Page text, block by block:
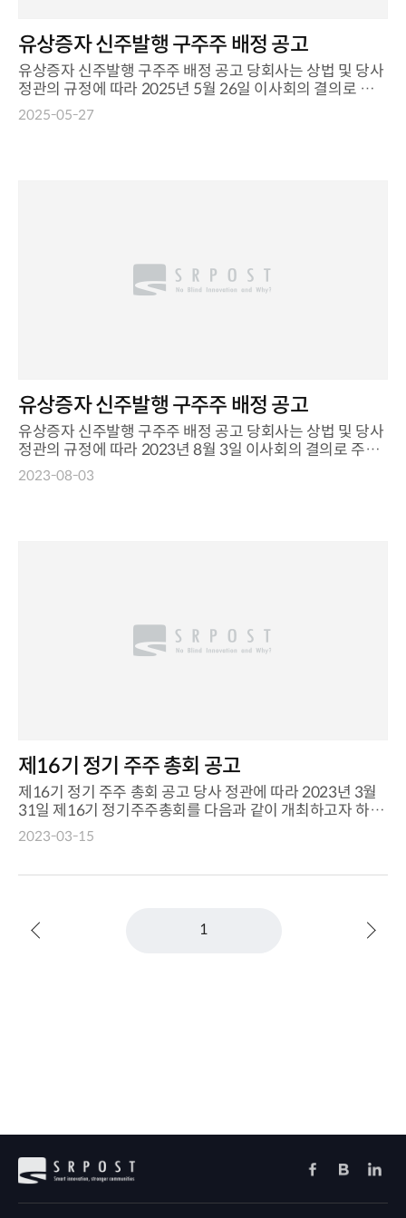
유상증자 신주발행 구주주 배정 공고
유상증자 신주발행 구주주 배정 공고 당회사는 상법 및 당사
정관의 규정에 따라 2025년 5월 26일 이사회의 결의로 주주
에게 신주를 ...
2025-05-27
유상증자 신주발행 구주주 배정 공고
유상증자 신주발행 구주주 배정 공고 당회사는 상법 및 당사
정관의 규정에 따라 2023년 8월 3일 이사회의 결의로 주주
에게 신주를 발행함에 ...
2023-08-03
제16기 정기 주주 총회 공고
제16기 정기 주주 총회 공고 당사 정관에 따라 2023년 3월
31일 제16기 정기주주총회를 다음과 같이 개최하고자 하오
2023-03-15
1